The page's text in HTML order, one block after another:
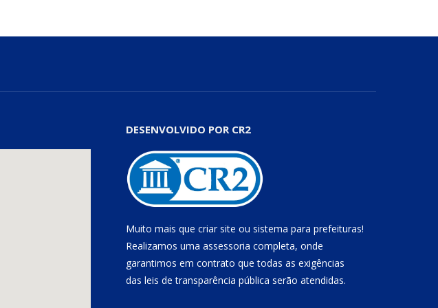
DESENVOLVIDO POR CR2
Muito mais que criar site ou sistema para prefeituras!
Realizamos uma assessoria completa, onde
garantimos em contrato que todas as exigências
das leis de transparência pública serão atendidas.